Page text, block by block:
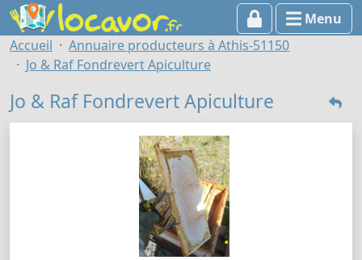
Menu
Accueil
Annuaire producteurs à Athis-51150
Jo & Raf Fondrevert Apiculture
Jo & Raf Fondrevert Apiculture